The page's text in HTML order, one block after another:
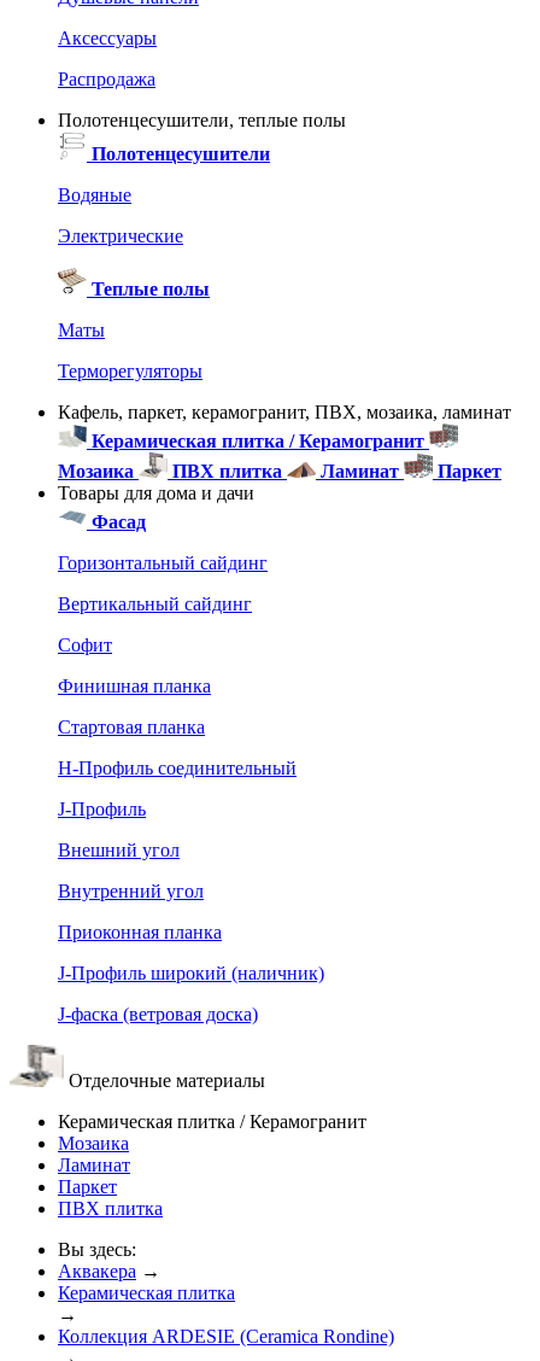
Аксессуары
Распродажа
Полотенцесушители, теплые полы
Полотенцесушители
Водяные
Электрические
Теплые полы
Маты
Терморегуляторы
Кафель, паркет, керамогранит, ПВХ, мозаика, ламинат
Керамическая плитка / Керамогранит
Мозаика
ПВХ плитка Ламинат
Паркет
Товары для дома и дачи
Фасад
Горизонтальный сайдинг
Вертикальный сайдинг
Софит
Финишная планка
Стартовая планка
Н-Профиль соединительный
J-Профиль
Внешний угол
Внутренний угол
Приоконная планка
J-Профиль широкий (наличник)
J-фаска (ветровая доска)
Отделочные материалы
Керамическая плитка / Керамогранит
Мозаика
Ламинат
Паркет
ПВХ плитка
Вы здесь:
Аквакера →
Керамическая плитка
→
Коллекция ARDESIE (Ceramica Rondine)